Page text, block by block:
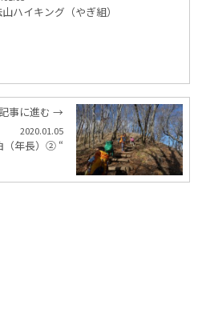
ハイキング（やぎ組）
事に進む →
2020.01.05
（年長）② “